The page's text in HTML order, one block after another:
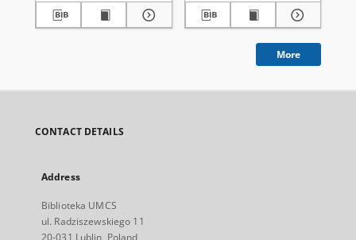
More
CONTACT DETAILS
Address
Biblioteka UMCS
ul. Radziszewskiego 11
20-031 Lublin, Poland